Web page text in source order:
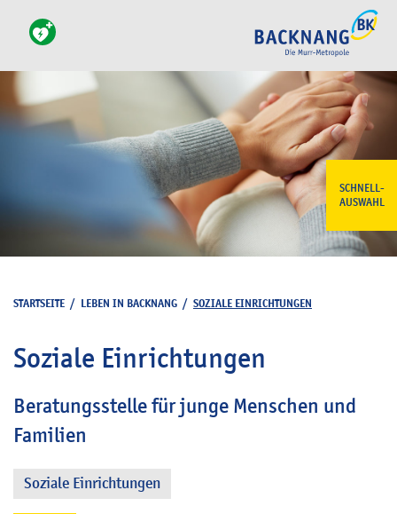
SCHNELL-
AUSWAHL
STARTSEITE / LEBEN IN BACKNANG / SOZIALE EINRICHTUNGEN
Soziale Einrichtungen
Beratungsstelle für junge Menschen und
Familien
Soziale Einrichtungen